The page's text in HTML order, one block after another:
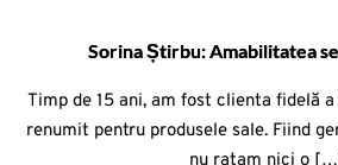
Sorina Știrbu: Amabilitatea
Timp de 15 ani, am fost clienta fidelă
renumit pentru produsele sale. Fiind